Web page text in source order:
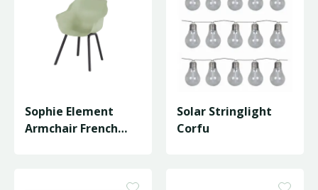
Sophie Element
Armchair French
Solar Stringlight
Corfu